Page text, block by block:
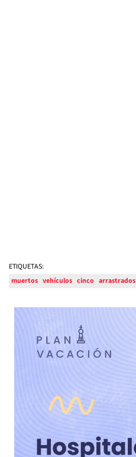
ETIQUETAS:
muertos vehículos cinco arrastrados